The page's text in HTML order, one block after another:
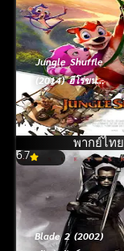
Jungle Shuffle
(2014) ฮีโร่ขนฟู
สู้ซ่าส์ป่าระเบิด
พากย์ไทย
6.7
Blade 2 (2002)